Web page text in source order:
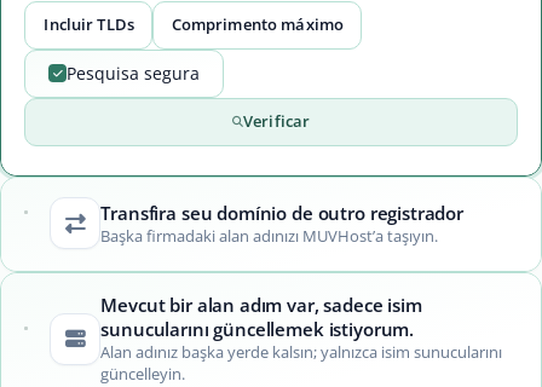
Incluir TLDs Comprimento máximo
Pesquisa segura
Verificar
Transfira seu domínio de outro registrador
Başka firmadaki alan adınızı MUVHost’a taşıyın.
Mevcut bir alan adım var, sadece isim
sunucularını güncellemek istiyorum.
Alan adınız başka yerde kalsın; yalnızca isim sunucularını
güncelleyin.